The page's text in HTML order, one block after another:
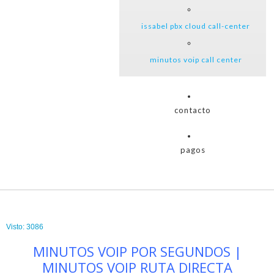
issabel pbx cloud call-center
minutos voip call center
contacto
pagos
Visto: 3086
MINUTOS VOIP POR SEGUNDOS |
MINUTOS VOIP RUTA DIRECTA